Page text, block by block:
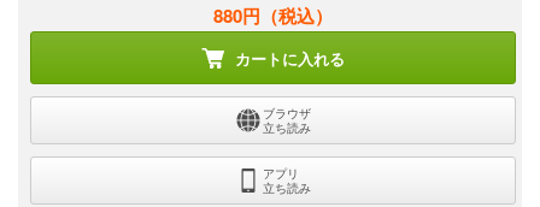
880円 （税込）
カートに入れる
ブラウザ
立ち読み
アプリ
立ち読み